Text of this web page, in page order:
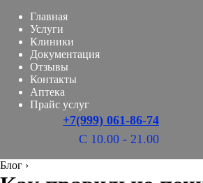
Главная
Услуги
Клиники
Документация
Отзывы
Контакты
Аптека
Прайс услуг
+7(999) 061-86-74
С 10.00 - 21.00
Блог ›